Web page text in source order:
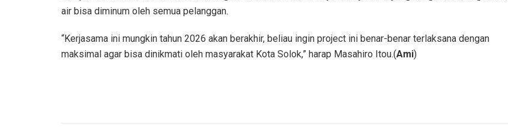
air bisa diminum oleh semua pelanggan.
“Kerjasama ini mungkin tahun 2026 akan berakhir, beliau ingin project ini benar-benar terlaksana dengan
maksimal agar bisa dinikmati oleh masyarakat Kota Solok,” harap Masahiro Itou.(Ami)